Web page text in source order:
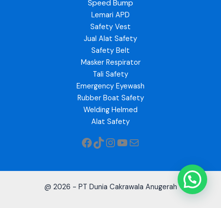
Speed Bump
Lemari APD
Safety Vest
Jual Alat Safety
Safety Belt
Masker Respirator
Tali Safety
Emergency Eyewash
Rubber Boat Safety
Welding Helmed
Alat Safety
@ 2026 - PT Dunia Cakrawala Anugerah